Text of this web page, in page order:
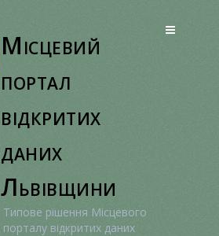
Місцевий
портал
відкритих
даних
Львівщини
Типове рішення Місцевого
порталу відкритих даних